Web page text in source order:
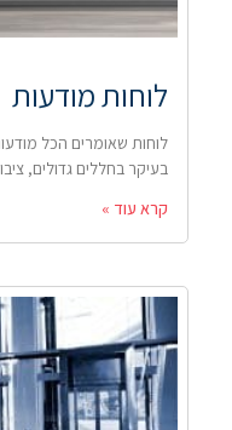
לוחות מודעות
לוחות שאומרים הכל
בעיקר בחללים גדולים,
קרא עוד »